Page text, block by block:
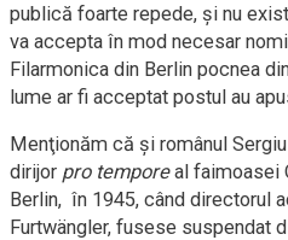
publică foarte repede, și nu
va accepta în mod necesar
Filarmonica din Berlin pocnea
lume ar fi acceptat postul au
Menţionăm că şi românul
dirijor pro temporeal faimoasei
Berlin, în 1945, când directorul
Furtwängler, fusese suspendat